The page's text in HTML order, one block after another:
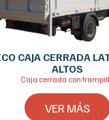
CAJA CERRADA
ALTOS
Caja cerrada con
VER MÁS